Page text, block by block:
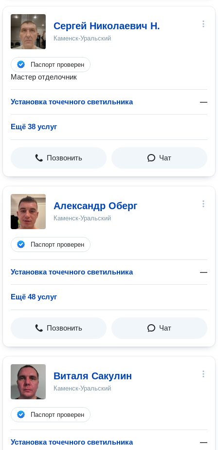
Сергей Николаевич Н.
Каменск-Уральский
Паспорт проверен
Мастер отделочник
Установка точечного светильника —
Ещё 38 услуг
Позвонить Чат
Александр Оберг
Каменск-Уральский
Паспорт проверен
Установка точечного светильника —
Ещё 48 услуг
Позвонить Чат
Виталя Сакулин
Каменск-Уральский
Паспорт проверен
Установка точечного светильника —